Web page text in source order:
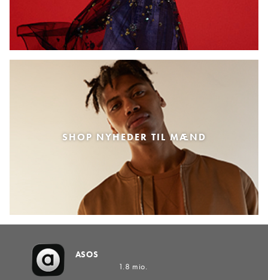
SHOP NYHEDER TIL MÆND
ASOS
1.8 mio.